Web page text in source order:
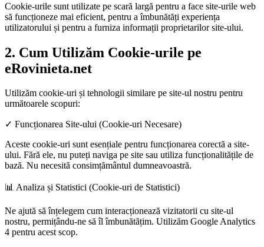
Cookie-urile sunt utilizate pe scară largă pentru a face site-urile web
să funcționeze mai eficient, pentru a îmbunătăți experiența
utilizatorului și pentru a furniza informații proprietarilor site-ului.
2. Cum Utilizăm Cookie-urile pe
eRovinieta.net
Utilizăm cookie-uri și tehnologii similare pe site-ul nostru pentru
următoarele scopuri:
✓ Funcționarea Site-ului (Cookie-uri Necesare)
Aceste cookie-uri sunt esențiale pentru funcționarea corectă a site-
ului. Fără ele, nu puteți naviga pe site sau utiliza funcționalitățile de
bază. Nu necesită consimțământul dumneavoastră.
📊 Analiza și Statistici (Cookie-uri de Statistici)
Ne ajută să înțelegem cum interacționează vizitatorii cu site-ul
nostru, permițându-ne să îl îmbunătățim. Utilizăm Google Analytics
4 pentru acest scop.